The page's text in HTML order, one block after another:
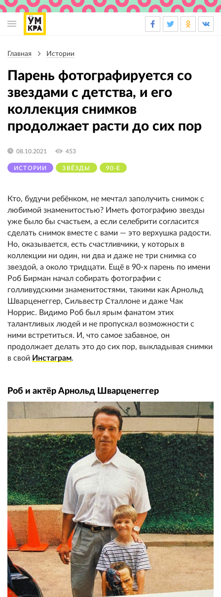
навигации
Главная Истории
Парень фотографируется со
звездами с детства, и его
коллекция снимков
продолжает расти до сих пор
ИСТОРИИ ЗВЁЗДЫ 90-Е
08.10.2021 453
Кто, будучи ребёнком, не мечтал заполучить снимок с
любимой знаменитостью? Иметь фотографию звезды
уже было бы счастьем, а если селебрити согласится
сделать снимок вместе с вами — это верхушка радости.
Но, оказывается, есть счастливчики, у которых в
коллекции ни один, ни два и даже не три снимка со
звездой, а около тридцати. Ещё в 90-х парень по имени
Роб Бирман начал собирать фотографии с
голливудскими знаменитостями, такими как Арнольд
Шварценеггер, Сильвестр Сталлоне и даже Чак
Норрис. Видимо Роб был ярым фанатом этих
талантливых людей и не пропускал возможности с
ними встретиться. И, что самое забавное, он
продолжает делать это до сих пор, выкладывая снимки
в свой Инстаграм.
Роб и актёр Арнольд Шварценеггер